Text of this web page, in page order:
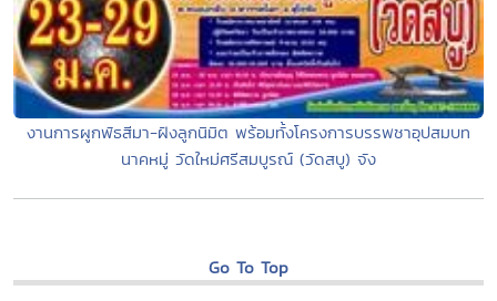
งานการผูกพัธสีมา-ฝังลูกนิมิต พร้อมทั้งโครงการบรรพชาอุปสมบท
นาคหมู่ วัดใหม่ศรีสมบูรณ์ (วัดสบู) จัง
Go To Top